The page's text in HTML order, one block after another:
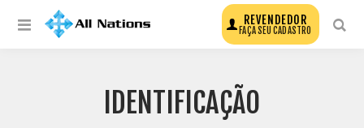
REVENDEDOR
FAÇA SEU CADASTRO
IDENTIFICAÇÃO